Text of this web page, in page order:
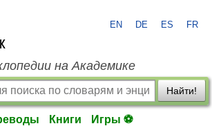
EN DE ES FR
на Академике
Найти!
Книги Игры ⚽